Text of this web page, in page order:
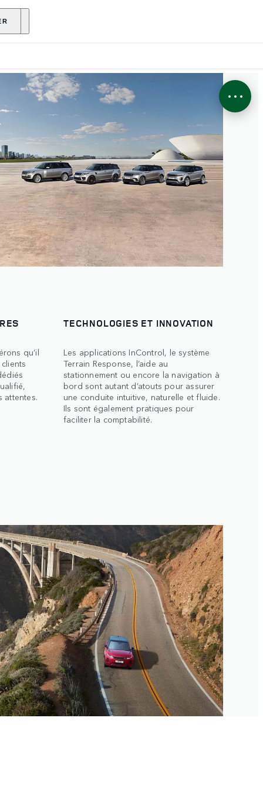
qu’il
attentes.
TECHNOLOGIES ET INNOVATION
Les applications InControl, le système
Terrain Response, l’aide au
stationnement ou encore la navigation à
bord sont autant d’atouts pour assurer
une conduite intuitive, naturelle et fluide.
Ils sont également pratiques pour
faciliter la comptabilité.